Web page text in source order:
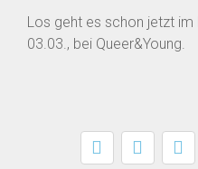
Los geht es schon jetzt im
03.03., bei Queer&Young.